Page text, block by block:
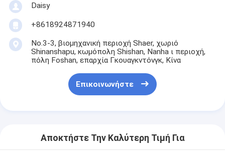
Daisy
+8618924871940
No.3-3, βιομηχανική περιοχή Shaer, χωριό
Shinanshapu, κωμόπολη Shishan, Nanha ι περιοχή,
πόλη Foshan, επαρχία Γκουαγκντόνγκ, Κίνα
Επικοινωνήστε
Αποκτήστε Την Καλύτερη Τιμή Για